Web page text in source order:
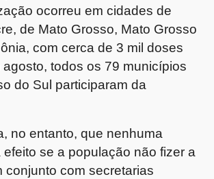
ocorreu em cidades de
de Mato Grosso, Mato Grosso
com cerca de 3 mil doses
todos os 79 municípios
do Sul participaram da
no entanto, que nenhuma
efeito se a população não fizer a
conjunto com secretarias